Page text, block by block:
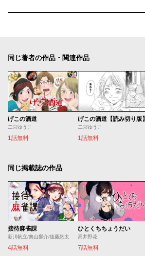
同じ著者の作品・関連作品
げこの酒道
二宮ゆうこ
1話無料
げこの酒道【読み切り版】
二宮ゆうこ
1話無料
同じ掲載誌の作品
接待麻雀課
新川帆立/奥山響介/後藤悠太
4話無料
ひとくちちょうだい
髙井野花
7話無料